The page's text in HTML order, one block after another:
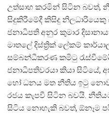
උත්සාහ කරමින් සිටින බවත්,
සිදුකිරීමේදී කිසිදු
ජනාධිපති අනුර කුමාර
මාතලේ දිස්ත්රික් ලේකම්
සම්බන්ධීකරණ කමිටු
ජනාධිපතිවරයා කියා සිටියේ,
හෝ ධනය මත නීතිය ඉටු
රජය කැපවී සිටින බවයි.
සිටිය නොහැකි බවත්, ඕනෑම